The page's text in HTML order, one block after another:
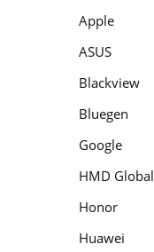
Apple
ASUS
Blackview
Bluegen
Google
HMD Global
Honor
Huawei